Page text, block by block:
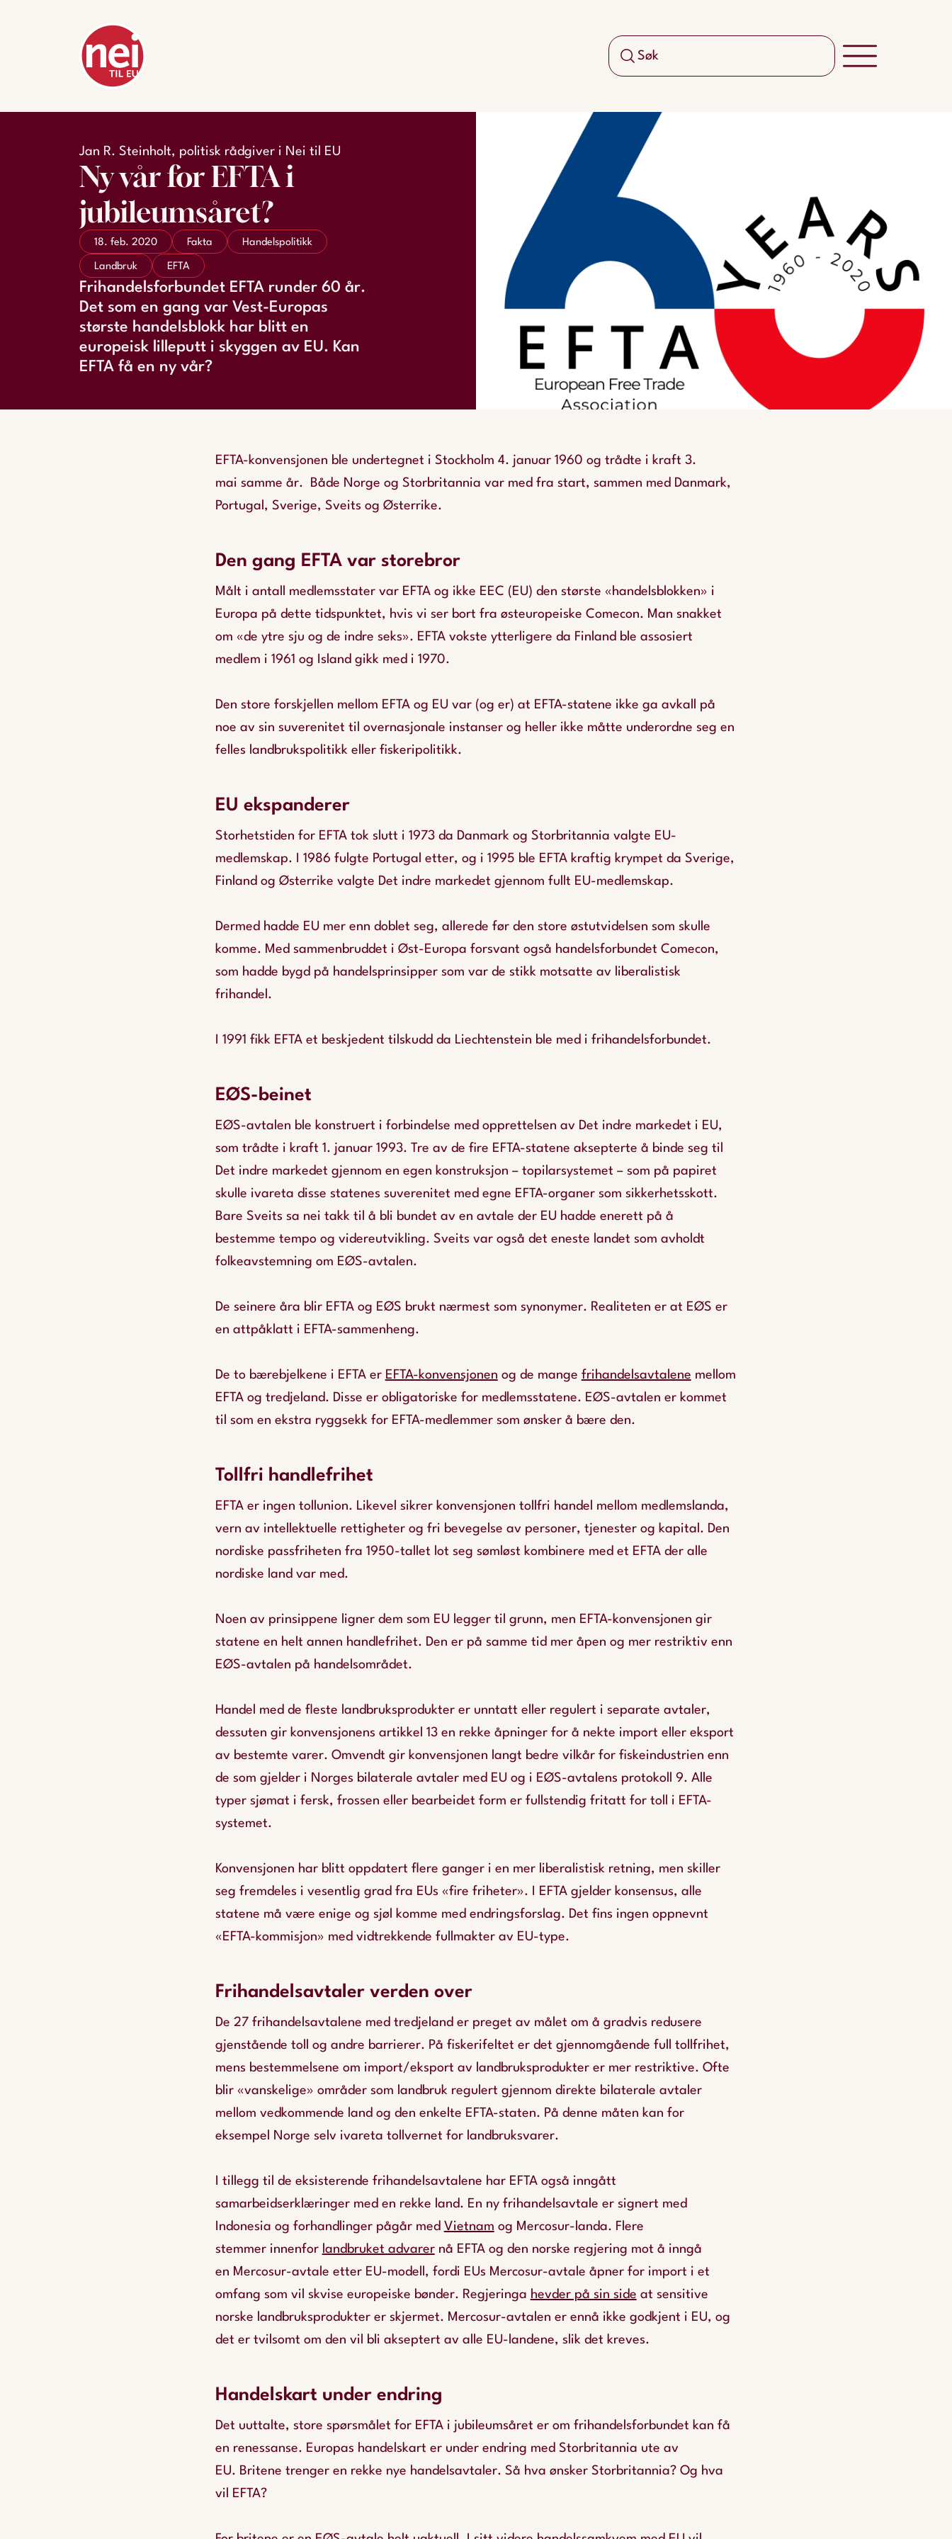
Jan R. Steinholt, politisk rådgiver i Nei til EU
Ny vår for EFTA i
jubileumsåret?
18. feb. 2020 Fakta Handelspolitikk
Landbruk EFTA
Frihandelsforbundet EFTA runder 60 år.
Det som en gang var Vest-Europas
største handelsblokk har blitt en
europeisk lilleputt i skyggen av EU. Kan
EFTA få en ny vår?
EFTA-konvensjonen ble undertegnet i Stockholm 4. januar 1960 og trådte i kraft 3.
mai samme år. Både Norge og Storbritannia var med fra start, sammen med Danmark,
Portugal, Sverige, Sveits og Østerrike.
Den gang EFTA var storebror
Målt i antall medlemsstater var EFTA og ikke EEC (EU) den største «handelsblokken» i
Europa på dette tidspunktet, hvis vi ser bort fra østeuropeiske Comecon. Man snakket
om «de ytre sju og de indre seks». EFTA vokste ytterligere da Finland ble assosiert
medlem i 1961 og Island gikk med i 1970.
Den store forskjellen mellom EFTA og EU var (og er) at EFTA-statene ikke ga avkall på
noe av sin suverenitet til overnasjonale instanser og heller ikke måtte underordne seg en
felles landbrukspolitikk eller fiskeripolitikk.
EU ekspanderer
Storhetstiden for EFTA tok slutt i 1973 da Danmark og Storbritannia valgte EU-
medlemskap. I 1986 fulgte Portugal etter, og i 1995 ble EFTA kraftig krympet da Sverige,
Finland og Østerrike valgte Det indre markedet gjennom fullt EU-medlemskap.
Dermed hadde EU mer enn doblet seg, allerede før den store østutvidelsen som skulle
komme. Med sammenbruddet i Øst-Europa forsvant også handelsforbundet Comecon,
som hadde bygd på handelsprinsipper som var de stikk motsatte av liberalistisk
frihandel.
I 1991 fikk EFTA et beskjedent tilskudd da Liechtenstein ble med i frihandelsforbundet.
EØS-beinet
EØS-avtalen ble konstruert i forbindelse med opprettelsen av Det indre markedet i EU,
som trådte i kraft 1. januar 1993. Tre av de fire EFTA-statene aksepterte å binde seg til
Det indre markedet gjennom en egen konstruksjon – topilarsystemet – som på papiret
skulle ivareta disse statenes suverenitet med egne EFTA-organer som sikkerhetsskott.
Bare Sveits sa nei takk til å bli bundet av en avtale der EU hadde enerett på å
bestemme tempo og videreutvikling. Sveits var også det eneste landet som avholdt
folkeavstemning om EØS-avtalen.
De seinere åra blir EFTA og EØS brukt nærmest som synonymer. Realiteten er at EØS er
en attpåklatt i EFTA-sammenheng.
De to bærebjelkene i EFTA er EFTA-konvensjonen og de mange frihandelsavtalene mellom
EFTA og tredjeland. Disse er obligatoriske for medlemsstatene. EØS-avtalen er kommet
til som en ekstra ryggsekk for EFTA-medlemmer som ønsker å bære den.
Tollfri handlefrihet
EFTA er ingen tollunion. Likevel sikrer konvensjonen tollfri handel mellom medlemslanda,
vern av intellektuelle rettigheter og fri bevegelse av personer, tjenester og kapital. Den
nordiske passfriheten fra 1950-tallet lot seg sømløst kombinere med et EFTA der alle
nordiske land var med.
Noen av prinsippene ligner dem som EU legger til grunn, men EFTA-konvensjonen gir
statene en helt annen handlefrihet. Den er på samme tid mer åpen og mer restriktiv enn
EØS-avtalen på handelsområdet.
Handel med de fleste landbruksprodukter er unntatt eller regulert i separate avtaler,
dessuten gir konvensjonens artikkel 13 en rekke åpninger for å nekte import eller eksport
av bestemte varer. Omvendt gir konvensjonen langt bedre vilkår for fiskeindustrien enn
de som gjelder i Norges bilaterale avtaler med EU og i EØS-avtalens protokoll 9. Alle
typer sjømat i fersk, frossen eller bearbeidet form er fullstendig fritatt for toll i EFTA-
systemet.
Konvensjonen har blitt oppdatert flere ganger i en mer liberalistisk retning, men skiller
seg fremdeles i vesentlig grad fra EUs «fire friheter». I EFTA gjelder konsensus, alle
statene må være enige og sjøl komme med endringsforslag. Det fins ingen oppnevnt
«EFTA-kommisjon» med vidtrekkende fullmakter av EU-type.
Frihandelsavtaler verden over
De 27 frihandelsavtalene med tredjeland er preget av målet om å gradvis redusere
gjenstående toll og andre barrierer. På fiskerifeltet er det gjennomgående full tollfrihet,
mens bestemmelsene om import/eksport av landbruksprodukter er mer restriktive. Ofte
blir «vanskelige» områder som landbruk regulert gjennom direkte bilaterale avtaler
mellom vedkommende land og den enkelte EFTA-staten. På denne måten kan for
eksempel Norge selv ivareta tollvernet for landbruksvarer.
I tillegg til de eksisterende frihandelsavtalene har EFTA også inngått
samarbeidserklæringer med en rekke land. En ny frihandelsavtale er signert med
Indonesia og forhandlinger pågår med Vietnam og Mercosur-landa. Flere
stemmer innenfor landbruket advarernå EFTA og den norske regjering mot å inngå
en Mercosur-avtale etter EU-modell, fordi EUs Mercosur-avtale åpner for import i et
omfang som vil skvise europeiske bønder. Regjeringa hevder på sin side at sensitive
norske landbruksprodukter er skjermet. Mercosur-avtalen er ennå ikke godkjent i EU, og
det er tvilsomt om den vil bli akseptert av alle EU-landene, slik det kreves.
Handelskart under endring
Det uuttalte, store spørsmålet for EFTA i jubileumsåret er om frihandelsforbundet kan få
en renessanse. Europas handelskart er under endring med Storbritannia ute av
EU. Britene trenger en rekke nye handelsavtaler. Så hva ønsker Storbritannia? Og hva
vil EFTA?